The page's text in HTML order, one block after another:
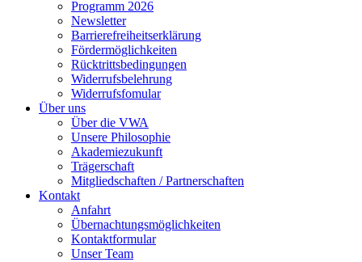
Programm 2026
Newsletter
Barrierefreiheitserklärung
Fördermöglichkeiten
Rücktrittsbedingungen
Widerrufsbelehrung
Widerrufsfomular
Über uns
Über die VWA
Unsere Philosophie
Akademiezukunft
Trägerschaft
Mitgliedschaften / Partnerschaften
Kontakt
Anfahrt
Übernachtungsmöglichkeiten
Kontaktformular
Unser Team